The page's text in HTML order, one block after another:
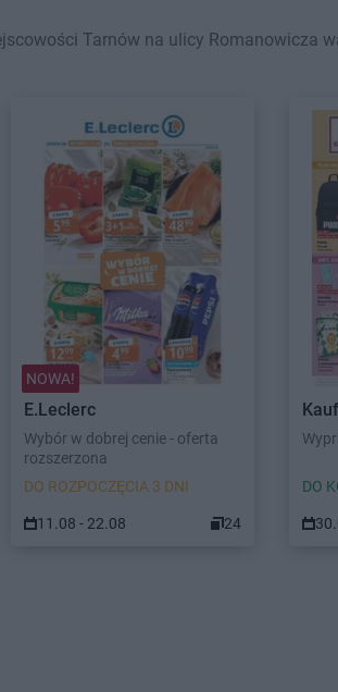
Tarnów na ulicy Romanowicza
NOWA!
E.Leclerc
Wybór w dobrej cenie - oferta
rozszerzona
DO ROZPOCZĘCIA 3 DNI
11.08 - 22.08 24
DO